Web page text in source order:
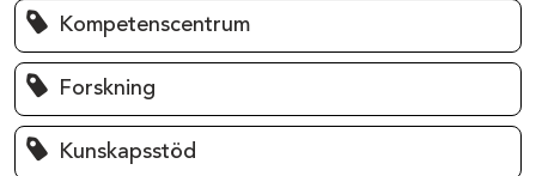
Kompetenscentrum
Forskning
Kunskapsstöd